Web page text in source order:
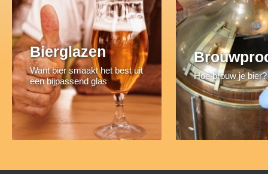
Bierglazen
Want bier smaakt het best uit
een bijpassend glas
Hoe brouw je bier?